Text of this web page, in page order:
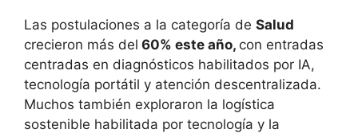
Las postulaciones a la categoría de Salud
crecieron más del 60% este año, con entradas
centradas en diagnósticos habilitados por IA,
tecnología portátil y atención descentralizada.
Muchos también exploraron la logística
sostenible habilitada por tecnología y la